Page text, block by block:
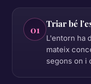
01 Triar bé
L'entorn ha
mateix
segons on i